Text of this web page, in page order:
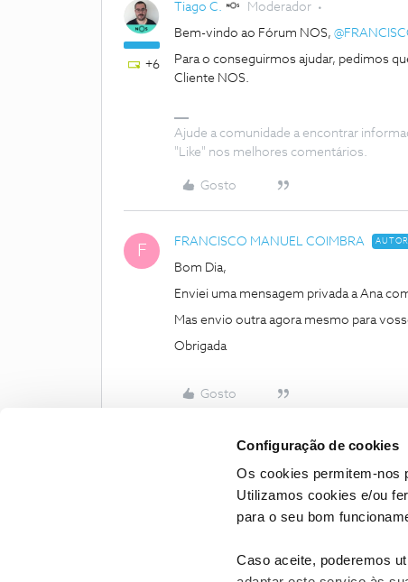
Configuração de cookies
Os cookies permitem-nos
Utilizamos cookies e/ou
para o seu bom
Caso aceite, poderemos
+6
Tiago C. Moderador
Bem-vindo ao Fórum NOS,
Para o conseguirmos ajudar, pedimos
Cliente NOS.
Ajude a comunidade a encontrar
"Like" nos melhores comentários.
Gosto
F FRANCISCO MANUEL COIMBRA AUTOR
Bom Dia,
Enviei uma mensagem privada a Ana
Mas envio outra agora mesmo para
Obrigada
Gosto